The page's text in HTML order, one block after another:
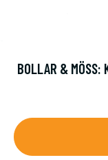
BOLLAR & MÖSS: